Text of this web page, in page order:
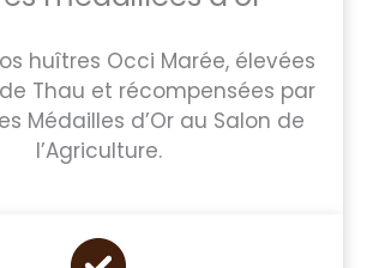
huîtres Occi Marée, élevées
Thau et récompensées par
Médailles d’Or au Salon de
l’Agriculture.